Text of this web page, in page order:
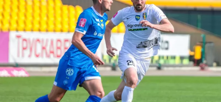
ФУТЗАЛ
ІНШІ
БУКМЕКЕРИ